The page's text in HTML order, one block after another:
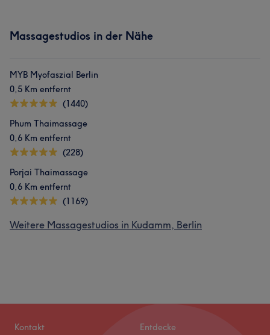
Massagestudios in der Nähe
MYB Myofaszial Berlin
0,5 Km entfernt
(1440)
Phum Thaimassage
0,6 Km entfernt
(228)
Porjai Thaimassage
0,6 Km entfernt
(1169)
Weitere Massagestudios in Kudamm, Berlin
Kontakt Entdecke